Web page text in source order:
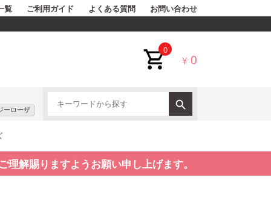
覧 ご利用ガイド よくある質問 お問い合わせ
0
¥ 0
ーローザ
解賜りますようお願い申し上げます。